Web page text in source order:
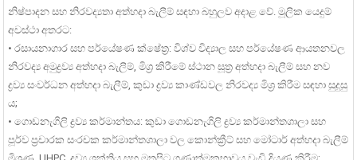
නිෂ්පාදන සහ නිරවද්‍යතා අත්හදා බැලීම් සඳහා බහුලව අදාළ වේ. මූලික යෙදුම්
අවස්ථා අතරට:
• රසායනාගාර සහ පර්යේෂණ ක්ෂේත්‍ර: විශ්ව විද්‍යාල සහ පර්යේෂණ ආයතනවල
නිරවද්‍ය අමුද්‍රව්‍ය අත්හදා බැලීම්, මිශ්‍ර කිරීමේ ස්ථාන සූත්‍ර අත්හදා බැලීම් සහ නව
ද්‍රව්‍ය සංවර්ධන අත්හදා බැලීම්, කුඩා ද්‍රව්‍ය කාණ්ඩවල නිරවද්‍ය මිශ්‍ර කිරීම සඳහා සුදුසු
ය;
• ගොඩනැගිලි ද්‍රව්‍ය කර්මාන්තය: කුඩා ගොඩනැගිලි ද්‍රව්‍ය කර්මාන්තශාලා සහ
පූර්ව ප්‍රචාරක සංරචක කර්මාන්තශාලා වල කොන්ක්‍රීට් සහ මෝටාර් අත්හදා බැලීම්